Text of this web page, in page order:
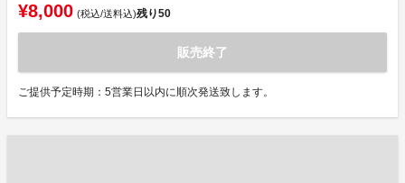
¥8,000 (税込/送料込)残り50
販売終了
ご提供予定時期：5営業日以内に順次発送致します。